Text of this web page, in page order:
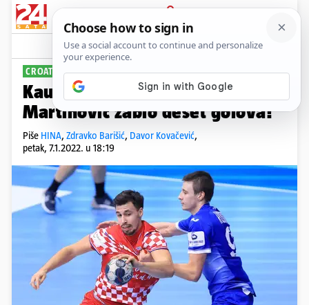
PRIJAVA
Sport Komentari
CROATIA CUP
Kauboji srušili Ruse: Čudesni
Martinović zabio deset golova!
Piše HINA, Zdravko Barišić, Davor Kovačević,
petak, 7.1.2022. u 18:19